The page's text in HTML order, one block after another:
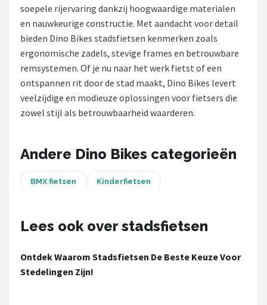
Elektrische fietsen
Mountainbikes
Shop
Basil
Volare
New Looxs
BBB Cycling
soepele rijervaring dankzij hoogwaardige materialen
en nauwkeurige constructie. Met aandacht voor detail
bieden Dino Bikes stadsfietsen kenmerken zoals
ergonomische zadels, stevige frames en betrouwbare
remsystemen. Of je nu naar het werk fietst of een
ontspannen rit door de stad maakt, Dino Bikes levert
veelzijdige en modieuze oplossingen voor fietsers die
zowel stijl als betrouwbaarheid waarderen.
Andere Dino Bikes categorieën
BMX fietsen Kinderfietsen
Lees ook over stadsfietsen
Ontdek Waarom Stadsfietsen De Beste Keuze Voor
Stedelingen Zijn!